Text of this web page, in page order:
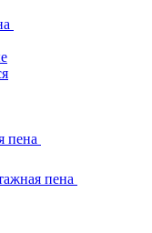
пена
пена